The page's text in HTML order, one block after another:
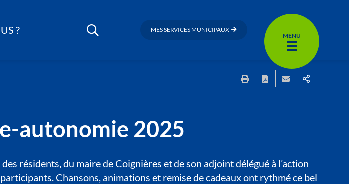
? MES SERVICES MUNICIPAUX
MENU
autonomie 2025
résidents, du maire de Coignières et de son adjoint délégué à l’action
Chansons, animations et remise de cadeaux ont rythmé ce bel